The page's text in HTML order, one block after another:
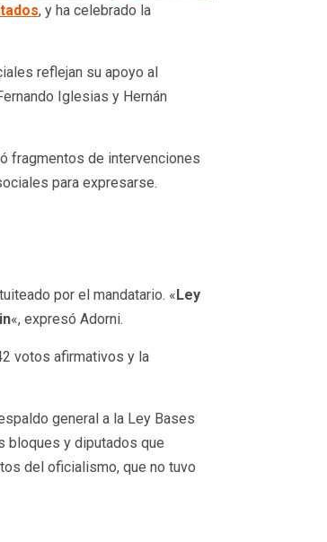
, y ha celebrado la
reflejan su apoyo al
Iglesias y Hernán
fragmentos de intervenciones
para expresarse.
por el mandatario. «Ley
«, expresó Adorni.
votos afirmativos y la
general a la Ley Bases
bloques y diputados que
del oficialismo, que no tuvo